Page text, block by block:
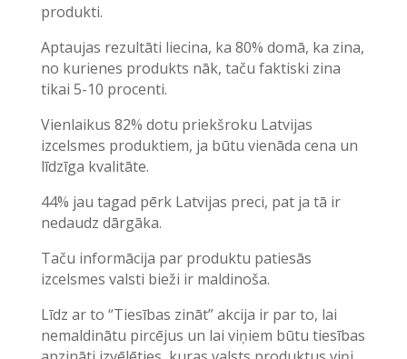
produkti.
Aptaujas rezultāti liecina, ka 80% domā, ka zina,
no kurienes produkts nāk, taču faktiski zina
tikai 5-10 procenti.
Vienlaikus 82% dotu priekšroku Latvijas
izcelsmes produktiem, ja būtu vienāda cena un
līdzīga kvalitāte.
44% jau tagad pērk Latvijas preci, pat ja tā ir
nedaudz dārgāka.
Taču informācija par produktu patiesās
izcelsmes valsti bieži ir maldinoša.
Līdz ar to “Tiesības zināt” akcija ir par to, lai
nemaldinātu pircējus un lai viņiem būtu tiesības